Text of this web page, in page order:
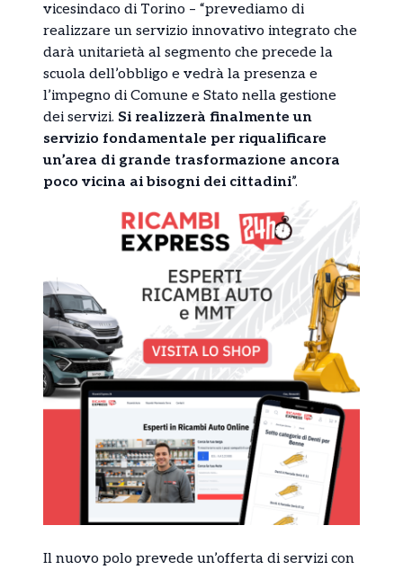
vicesindaco di Torino – “prevediamo di
realizzare un servizio innovativo integrato che
darà unitarietà al segmento che precede la
scuola dell’obbligo e vedrà la presenza e
l’impegno di Comune e Stato nella gestione
dei servizi. Si realizzerà finalmente un
servizio fondamentale per riqualificare
un’area di grande trasformazione ancora
poco vicina ai bisogni dei cittadini”.
Il nuovo polo prevede un’offerta di servizi con